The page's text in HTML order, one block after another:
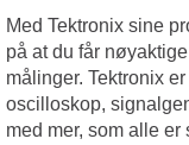
Med Tektronix sine
på at du får
målinger. Tektronix
oscilloskop,
med mer, som alle